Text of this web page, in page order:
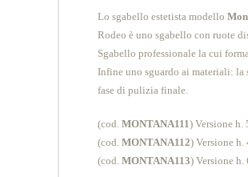
Lo sgabello estetista modello
Rodeo è uno sgabello con ruote
Sgabello professionale la cui
Infine uno sguardo ai materiali:
fase di pulizia finale.
(cod. MONTANA111) Versione h.
(cod. MONTANA112) Versione h.
(cod. MONTANA113) Versione h.